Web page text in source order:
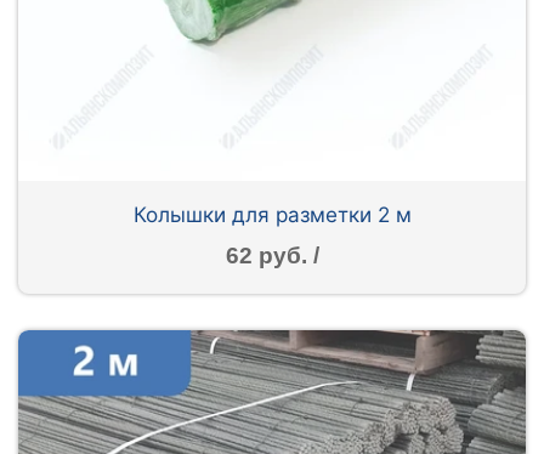
Колышки для разметки 2 м
62 руб. /